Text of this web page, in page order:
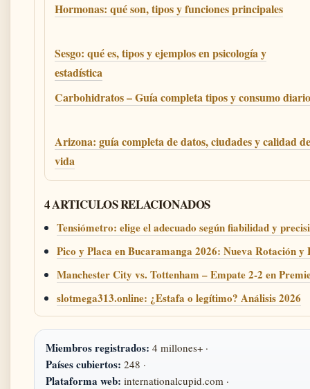
Hormonas: qué son, tipos y funciones principales
Sesgo: qué es, tipos y ejemplos en psicología y
estadística
Carbohidratos – Guía completa tipos y consumo diario
Arizona: guía completa de datos, ciudades y calidad de
vida
4 ARTICULOS RELACIONADOS
Tensiómetro: elige el adecuado según fiabilidad y
Pico y Placa en Bucaramanga 2026: Nueva Rotación
Manchester City vs. Tottenham – Empate 2-2 en
slotmega313.online: ¿Estafa o legítimo? Análisis 2026
Miembros registrados: 4 millones+ ·
Países cubiertos: 248 ·
Plataforma web: internationalcupid.com ·